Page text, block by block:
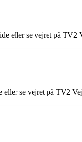
eller se vejret på TV2
eller se vejret på TV2